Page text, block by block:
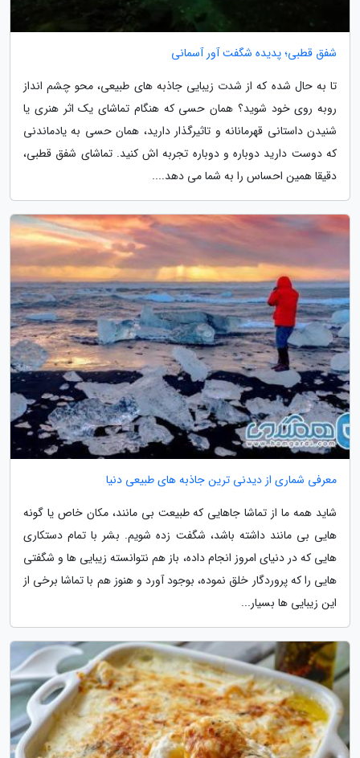
شفق قطبی؛ پدیده شگفت آور آسمانی
تا به حال شده که از شدت زیبایی جاذبه های طبیعی، محو چشم انداز
روبه روی خود شوید؟ همان حسی که هنگام تماشای یک اثر هنری یا
شنیدن داستانی قهرمانانه و تاثیرگذار دارید، همان حسی به یادماندنی
که دوست دارید دوباره و دوباره تجربه اش کنید. تماشای شفق قطبی،
دقیقا همین احساس را به شما می دهد....
معرفی شماری از دیدنی ترین جاذبه های طبیعی دنیا
شاید همه ما از تماشا جاهایی که طبیعت بی مانند، مکان خاص یا گونه
هایی بی مانند داشته باشد، شگفت زده شویم. بشر با تمام دستکاری
هایی که در دنیای امروز انجام داده، باز هم نتوانسته زیبایی ها و شگفتی
هایی را که پروردگار خلق نموده، بوجود آورد و هنوز هم با تماشا برخی از
این زیبایی ها بسیار...